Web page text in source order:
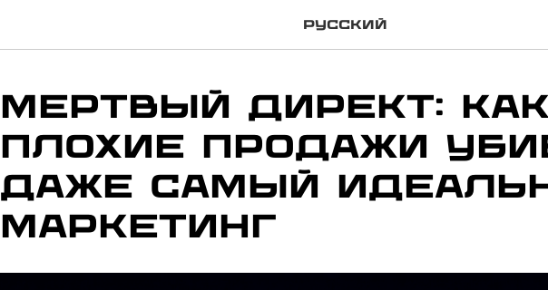
Русский
Мертвый Директ:
плохие продажи
даже самый
маркетинг